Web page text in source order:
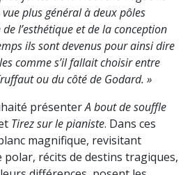
plus général à deux pôles
l’esthétique et de la conception
ils sont devenus pour ainsi dire
comme s’il fallait choisir entre
ou du côté de Godard. »
présenterA bout de souffle
Tirez sur le pianiste. Dans ces
magnifique, revisitant
polar, récits de destins tragiques,